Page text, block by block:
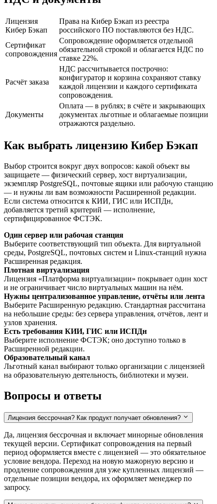
Лицензия
Кибер Бэкап
Права на Кибер Бэкап из реестра
российского ПО поставляются без НДС.
Сертификат
сопровождения
Сопровождение оформляется отдельной
обязательной строкой и облагается НДС по
ставке 22%.
Расчёт заказа
НДС рассчитывается построчно:
конфигуратор и корзина сохраняют ставку
каждой лицензии и каждого сертификата
сопровождения.
Документы
Оплата — в рублях; в счёте и закрывающих
документах льготные и облагаемые позиции
отражаются раздельно.
Как выбрать лицензию Кибер Бэкап
Выбор строится вокруг двух вопросов: какой объект вы
защищаете — физический сервер, хост виртуализации,
экземпляр PostgreSQL, почтовые ящики или рабочую станцию
— и нужны ли вам возможности Расширенной редакции.
Если система относится к КИИ, ГИС или ИСПДн,
добавляется третий критерий — исполнение,
сертифицированное ФСТЭК.
Один сервер или рабочая станция
Выберите соответствующий тип объекта. Для виртуальной
среды, PostgreSQL, почтовых систем и Linux-станций нужна
Расширенная редакция.
Плотная виртуализация
Лицензия «Платформа виртуализации» покрывает один хост
и не ограничивает число виртуальных машин на нём.
Нужны централизованное управление, отчёты или лента
Выберите Расширенную редакцию. Стандартная рассчитана
на небольшие среды: без сервера управления, отчётов, лент и
узлов хранения.
Есть требования КИИ, ГИС или ИСПДн
Выберите исполнение ФСТЭК; оно доступно только в
Расширенной редакции.
Образовательный канал
Льготный канал выбирают только организации с лицензией
на образовательную деятельность, библиотеки и музеи.
Вопросы и ответы
Лицензия бессрочная? Как продукт получает обновления?
Да, лицензия бессрочная и включает минорные обновления
текущей версии. Сертификат сопровождения на первый
период оформляется вместе с лицензией — это обязательное
условие вендора. Переход на новую мажорную версию и
продление сопровождения для уже купленных лицензий —
отдельные позиции вендора, их оформляет менеджер по
запросу.